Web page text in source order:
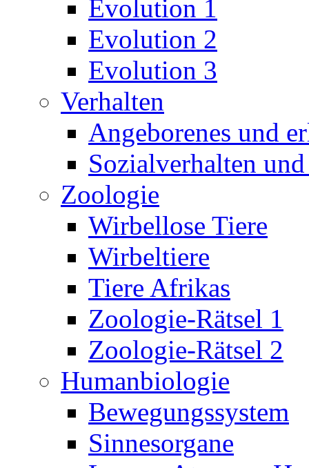
Evolution 1
Evolution 2
Evolution 3
Verhalten
Angeborenes und
Sozialverhalten
Zoologie
Wirbellose Tiere
Wirbeltiere
Tiere Afrikas
Zoologie-Rätsel 1
Zoologie-Rätsel 2
Humanbiologie
Bewegungssystem
Sinnesorgane